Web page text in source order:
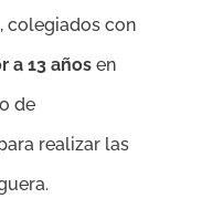
colegiados con
a 13 años en
de
realizar las